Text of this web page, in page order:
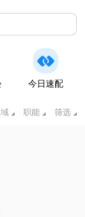
今日速配
职能 筛选